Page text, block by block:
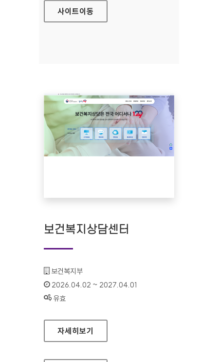
사이트이동
보건복지상담센터
기관명 :
보건복지부
인증기간 :
2026.04.02 ~ 2027.04.01
상태 :
유효
보건복지상담센터
자세히보기